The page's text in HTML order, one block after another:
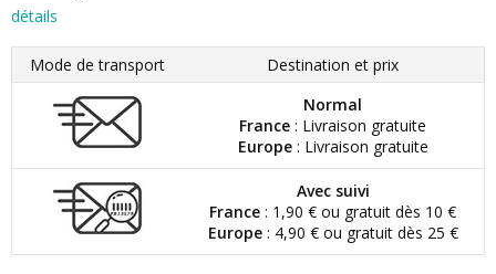
détails
Mode de transport
Destination et prix
Normal
France : Livraison gratuite
Europe: Livraison gratuite
Avec suivi
France : 1,90 € ou gratuit dès 10 €
Europe: 4,90 € ou gratuit dès 25 €